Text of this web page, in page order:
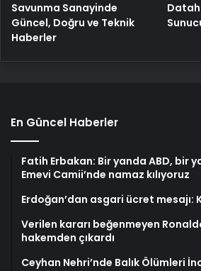
Savunma Sanayinde
Güncel, Doğru ve Teknik
Haberler
En Güncel Haberler
Fatih Erbakan: Bir yanda ABD, bir
Emevi Camii’nde namaz kılıyoruz
Erdoğan’dan asgari ücret mesajı:
Verilen kararı beğenmeyen
hakemden çıkardı
Ceyhan Nehri’nde Balık Ölümleri